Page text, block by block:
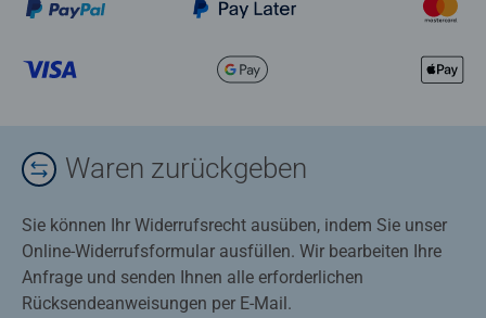
Waren zurückgeben
Sie können Ihr Widerrufsrecht ausüben, indem Sie unser
Online-Widerrufsformular ausfüllen. Wir bearbeiten Ihre
Anfrage und senden Ihnen alle erforderlichen
Rücksendeanweisungen per E-Mail.